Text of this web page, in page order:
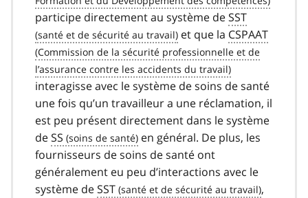
participe directement au système deSST
et que la CSPAAT
interagisse avec le système de soins de santé
une fois qu’un travailleur a une réclamation, il
est peu présent directement dans le système
deSS
en général. De plus, les
fournisseurs de soins de santé ont
généralement eu peu d’interactions avec le
système deSST
,